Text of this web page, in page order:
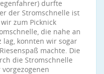
durfte
der Stromschnelle ist
zum Picknick
die nahe an
konnten wir sogar
machte. Die
die Stromschnelle